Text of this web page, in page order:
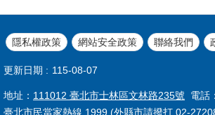
隱私權政策 網站安全政策 聯絡我們
更新日期 115-08-07
地址： 111012 臺北市士林區文林路235號 電話
臺北市民當家熱線 1999 (外縣市請撥打 02-